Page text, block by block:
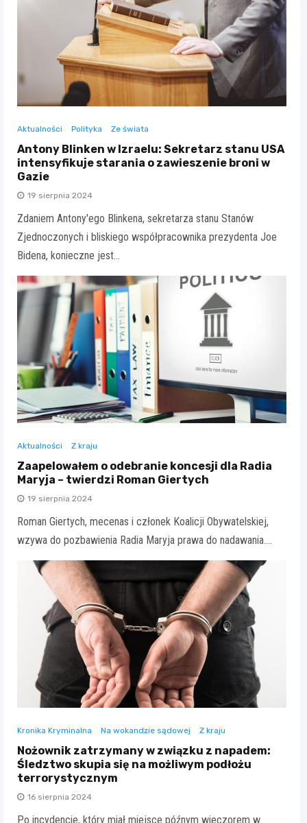
Aktualności Polityka Ze świata
Antony Blinken w Izraelu: Sekretarz stanu USA
intensyfikuje starania o zawieszenie broni w
Gazie
19 sierpnia 2024
Zdaniem Antony'ego Blinkena, sekretarza stanu Stanów
Zjednoczonych i bliskiego współpracownika prezydenta Joe
Bidena, konieczne jest…
Aktualności Z kraju
Zaapelowałem o odebranie koncesji dla Radia
Maryja – twierdzi Roman Giertych
19 sierpnia 2024
Roman Giertych, mecenas i członek Koalicji Obywatelskiej,
wzywa do pozbawienia Radia Maryja prawa do nadawania.…
Kronika Kryminalna Na wokandzie sądowej Z kraju
Nożownik zatrzymany w związku z napadem:
Śledztwo skupia się na możliwym podłożu
terrorystycznym
16 sierpnia 2024
Po incydencie, który miał miejsce późnym wieczorem w